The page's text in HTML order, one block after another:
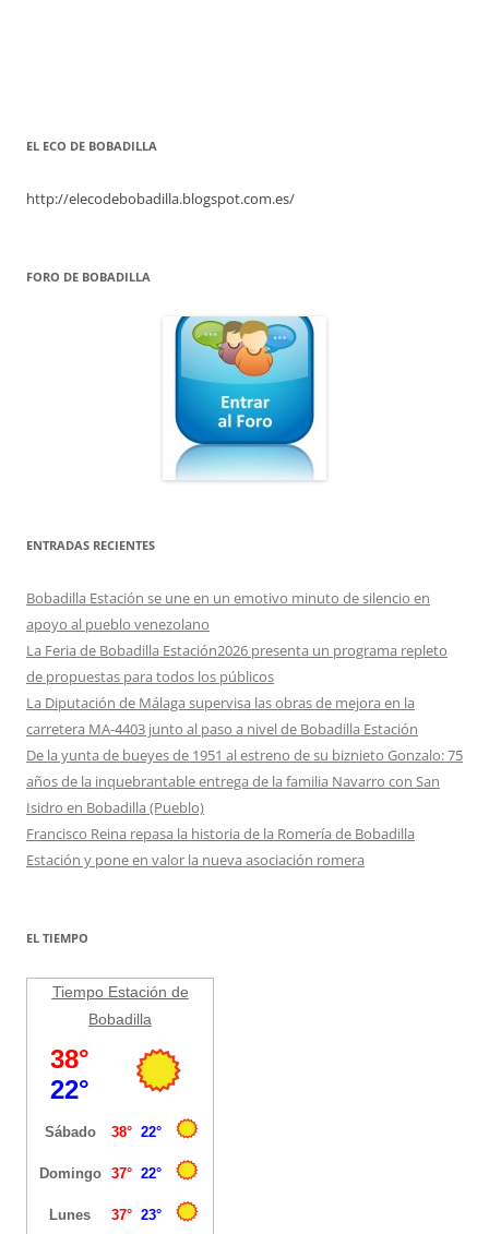
EL ECO DE BOBADILLA
http://elecodebobadilla.blogspot.com.es/
FORO DE BOBADILLA
ENTRADAS RECIENTES
Bobadilla Estación se une en un emotivo minuto de silencio en
apoyo al pueblo venezolano
La Feria de Bobadilla Estación2026 presenta un programa repleto
de propuestas para todos los públicos
La Diputación de Málaga supervisa las obras de mejora en la
carretera MA-4403 junto al paso a nivel de Bobadilla Estación
De la yunta de bueyes de 1951 al estreno de su biznieto Gonzalo: 75
años de la inquebrantable entrega de la familia Navarro con San
Isidro en Bobadilla (Pueblo)
Francisco Reina repasa la historia de la Romería de Bobadilla
Estación y pone en valor la nueva asociación romera
EL TIEMPO
Tiempo Estación de
Bobadilla